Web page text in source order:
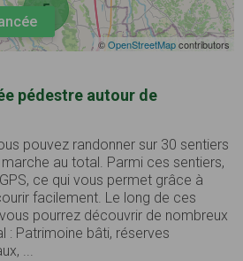
5
©OpenStreetMapcontributors
pédestre autour de
pouvez randonner sur 30 sentiers
au total. Parmi ces sentiers,
ce qui vous permet grâce à
facilement. Le long de ces
pourrez découvrir de nombreux
: Patrimoine bâti, réserves
...